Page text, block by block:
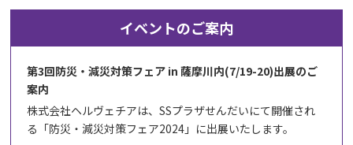
イベントのご案内
第3回防災・減災対策フェア in 薩摩川内(7/19-20)出展のご
案内
株式会社ヘルヴェチアは、SSプラザせんだいにて開催され
る「防災・減災対策フェア2024 」に出展いたします。